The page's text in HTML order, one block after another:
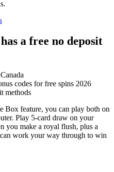
a free no deposit
codes for free spins 2026
methods
Box feature, you can play both on
Play 5-card draw on your
you make a royal flush, plus a
work your way through to win